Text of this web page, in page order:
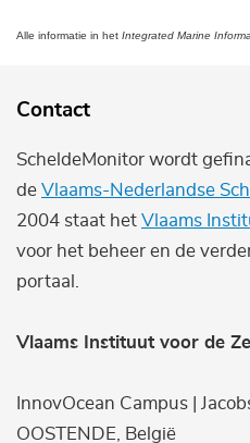
Alle informatie in het Integrated Marine
Contact
ScheldeMonitor wordt
de Vlaams-Nederlandse
2004 staat het Vlaams
voor het beheer en de
portaal.
Vlaams Instituut voor de
InnovOcean Campus |
OOSTENDE, België